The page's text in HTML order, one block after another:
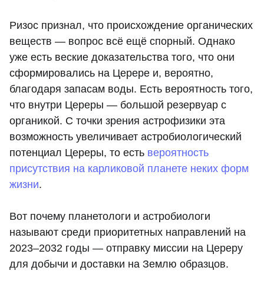
Ризос признал, что происхождение органических
веществ — вопрос всё ещё спорный. Однако
уже есть веские доказательства того, что они
сформировались на Церере и, вероятно,
благодаря запасам воды. Есть вероятность того,
что внутри Цереры — большой резервуар с
органикой. С точки зрения астрофизики эта
возможность увеличивает астробиологический
потенциал Цереры, то есть вероятность
присутствия на карликовой планете неких форм
жизни.
Вот почему планетологи и астробиологи
называют среди приоритетных направлений на
2023–2032 годы — отправку миссии на Цереру
для добычи и доставки на Землю образцов.